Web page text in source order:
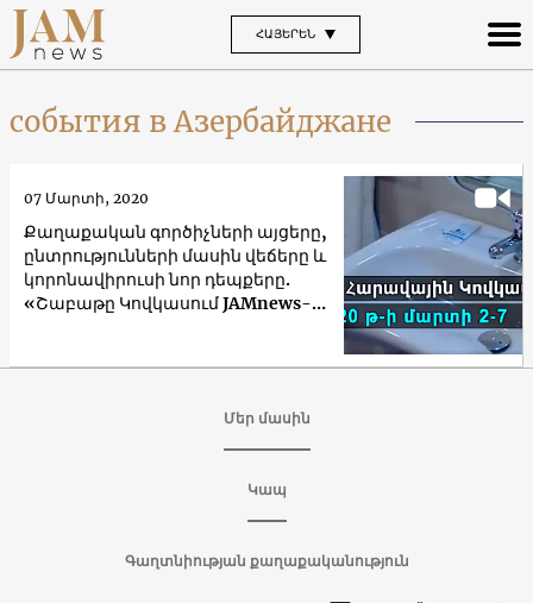
ՀԱՅԵՐԵՆ
события в Азербайджане
Քաղաքական գործիչների այցերը,
ընտրությունների մասին վեճերը և
կորոնավիրուսի նոր դեպքերը.
«Շաբաթը Կովկասում JAMnews-
07 Մարտի, 2020
Մեր մասին
Կապ
Գաղտնիության քաղաքականություն